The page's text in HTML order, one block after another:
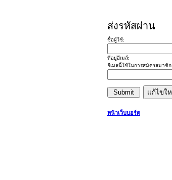
ส่งรหัสผ่าน
ชื่อผู้ใช้:
ที่อยู่อีเมล์:
อีเมลนี้ใช้ในการสมัครสมาชิก
หน้าเว็บบอร์ด